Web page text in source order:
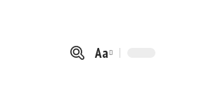
Font
Aa